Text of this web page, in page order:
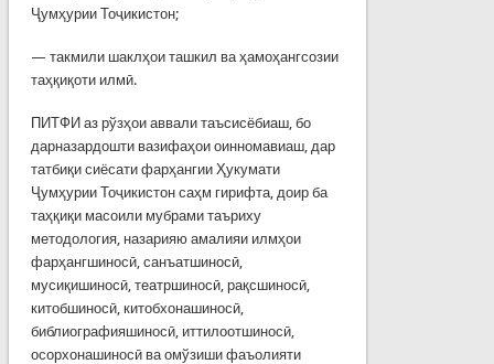
Ҷумҳурии Тоҷикистон;
— такмили шаклҳои ташкил ва ҳамоҳангсозии
таҳқиқоти илмӣ.
ПИТФИ аз рўзҳои аввали таъсисёбиаш, бо
дарназардошти вазифаҳои оинномавиаш, дар
татбиқи сиёсати фарҳангии Ҳукумати
Ҷумҳурии Тоҷикистон саҳм гирифта, доир ба
таҳқиқи масоили мубрами таъриху
методология, назарияю амалияи илмҳои
фарҳангшиносӣ, санъатшиносӣ,
мусиқишиносӣ, театршиносӣ, рақсшиносӣ,
китобшиносӣ, китобхонашиносӣ,
библиографияшиносӣ, иттилоотшиносӣ,
осорхонашиносӣ ва омўзиши фаъолияти